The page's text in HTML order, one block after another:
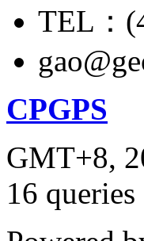
TEL：
CPGPS
GMT+8,
16 queries